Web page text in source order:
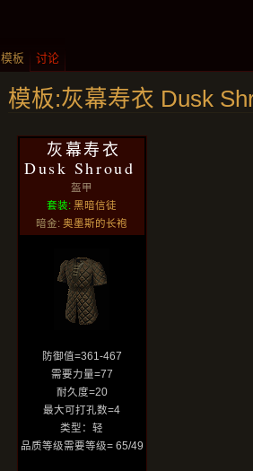
模板:灰幕寿衣 Dusk
灰幕寿衣
Dusk Shroud
盔甲
套装:黑暗信徒
暗金:奥墨斯的长袍
防御值=361-467
需要力量=77
耐久度=20
最大可打孔数=4
类型：轻
品质等级需要等级= 65/49
模板 讨论